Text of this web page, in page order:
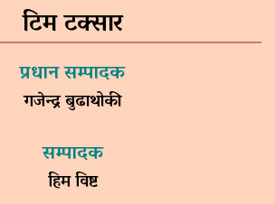
टिम टक्सार
प्रधान सम्पादक
गजेन्द्र बुढाथोकी
सम्पादक
हिम विष्ट